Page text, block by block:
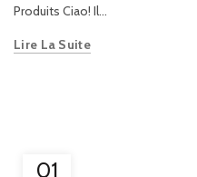
Produits Ciao! Il...
Lire La Suite
01